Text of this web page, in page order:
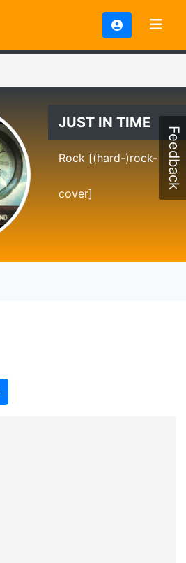
JUST IN TIME
Rock [(hard-)rock-
cover]
Feedback